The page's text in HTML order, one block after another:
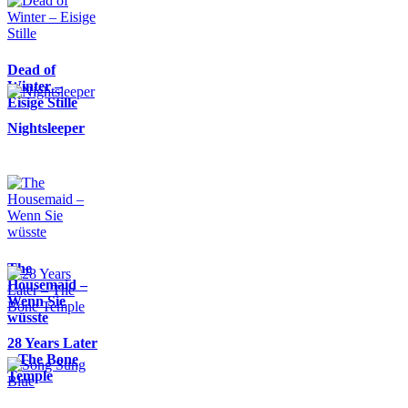
Dead of
Winter –
Eisige Stille
Nightsleeper
The
Housemaid –
Wenn Sie
wüsste
28 Years Later
– The Bone
Temple